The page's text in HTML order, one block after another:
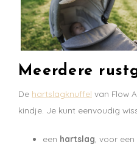
Meerdere
De hartslagknuffel van Flow
kindje. Je kunt eenvoudig
een hartslag , voor